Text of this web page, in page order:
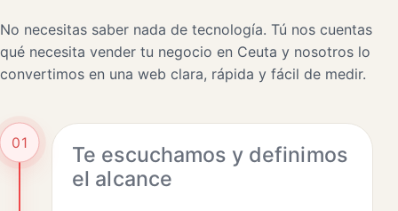
No necesitas saber nada de tecnología. Tú nos cuentas
qué necesita vender tu negocio en Ceuta y nosotros lo
convertimos en una web clara, rápida y fácil de medir.
01
Te escuchamos y definimos
el alcance